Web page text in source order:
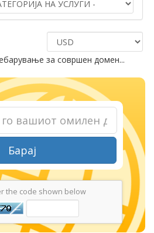
за совршен домен...
Барај
the code shown below